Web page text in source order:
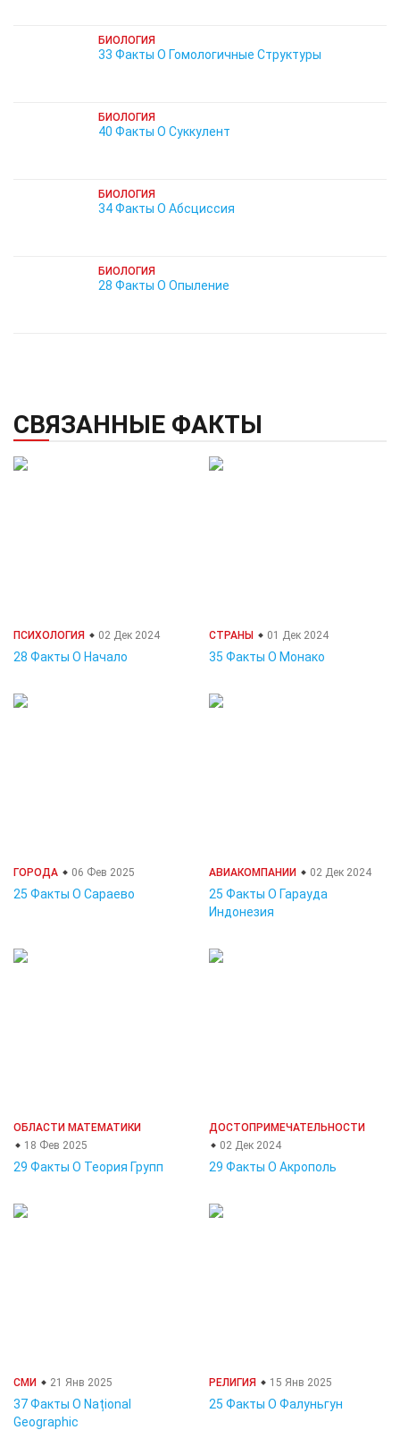
БИОЛОГИЯ
33 Факты О Гомологичные Структуры
БИОЛОГИЯ
40 Факты О Суккулент
БИОЛОГИЯ
34 Факты О Абсциссия
БИОЛОГИЯ
28 Факты О Опыление
СВЯЗАННЫЕ ФАКТЫ
ПСИХОЛОГИЯ 02 Дек 2024
28 Факты О Начало
СТРАНЫ 01 Дек 2024
35 Факты О Монако
ГОРОДА 06 Фев 2025
25 Факты О Сараево
АВИАКОМПАНИИ 02 Дек 2024
25 Факты О Гарауда
Индонезия
ОБЛАСТИ МАТЕМАТИКИ
18 Фев 2025
29 Факты О Теория Групп
ДОСТОПРИМЕЧАТЕЛЬНОСТИ
02 Дек 2024
29 Факты О Акрополь
СМИ 21 Янв 2025
37 Факты О Național
Geographic
РЕЛИГИЯ 15 Янв 2025
25 Факты О Фалуньгун